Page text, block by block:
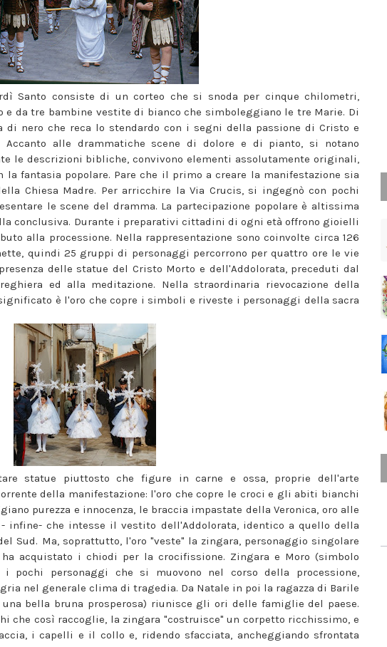
Santo consiste di un corteo che si snoda per cinque chilometri,
da tre bambine vestite di bianco che simboleggiano le tre Marie. Di
di nero che reca lo stendardo con i segni della passione di Cristo e
alle drammatiche scene di dolore e di pianto, si notano
le descrizioni bibliche, convivono elementi assolutamente originali,
fantasia popolare. Pare che il primo a creare la manifestazione sia
Chiesa Madre. Per arricchire la Via Crucis, si ingegnò con pochi
le scene del dramma. La partecipazione popolare è altissima
conclusiva. Durante i preparativi cittadini di ogni età offrono gioielli
alla processione. Nella rappresentazione sono coinvolte circa 126
quindi 25 gruppi di personaggi percorrono per quattro ore le vie
delle statue del Cristo Morto e dell'Addolorata, preceduti dal
ed alla meditazione. Nella straordinaria rievocazione della
è l'oro che copre i simboli e riveste i personaggi della sacra
statue piuttosto che figure in carne e ossa, proprie dell'arte
della manifestazione: l'oro che copre le croci e gli abiti bianchi
purezza e innocenza, le braccia impastate della Veronica, oro alle
infine- che intesse il vestito dell'Addolorata, identico a quello della
Sud. Ma, soprattutto, l'oro "veste" la zingara, personaggio singolare
acquistato i chiodi per la crocifissione. Zingara e Moro (simbolo
pochi personaggi che si muovono nel corso della processione,
nel generale clima di tragedia. Da Natale in poi la ragazza di Barile
bella bruna prosperosa) riunisce gli ori delle famiglie del paese.
che così raccoglie, la zingara "costruisce" un corpetto ricchissimo, e
i capelli e il collo e, ridendo sfacciata, ancheggiando sfrontata